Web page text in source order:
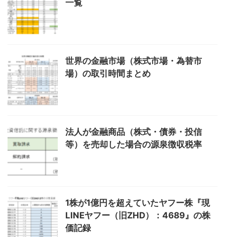
一覧
世界の金融市場（株式市場・為替市
場）の取引時間まとめ
法人が金融商品（株式・債券・投信
等）を売却した場合の源泉徴収税率
1株が1億円を超えていたヤフー株『現
LINEヤフー（旧ZHD）：4689』の株
価記録